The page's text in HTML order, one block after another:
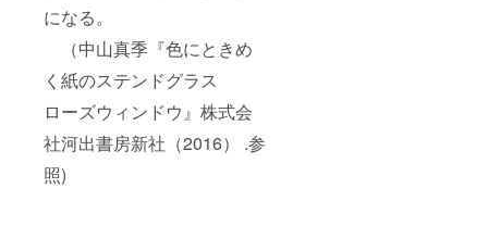
になる。
（中山真季『色にときめ
く紙のステンドグラス
ローズウィンドウ』株式会
社河出書房新社（2016） .参
照)